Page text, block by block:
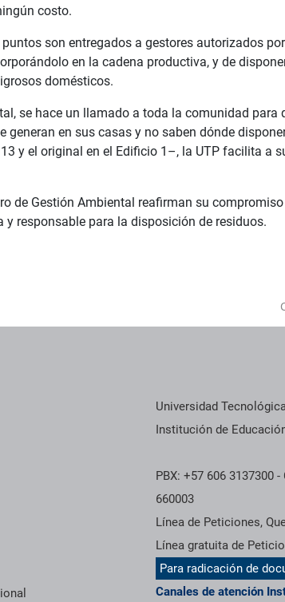
costo.
son entregados a gestores autorizados
en la cadena productiva, y de
domésticos.
se hace un llamado a toda la comunidad
generan en sus casas y no saben dónde
y el original en el Edificio 1–, la UTP facilita a
de Gestión Ambiental reafirman su
responsable para la disposición de residuos.
Universidad
Institución de
PBX: +57 606 3137300
660003
Línea de Peticiones,
Línea gratuita de
Para radicación de
Canales de atención